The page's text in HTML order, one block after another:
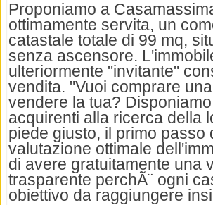
Proponiamo a
ottimamente servita, un
catastale totale di 99 mq,
senza ascensore.
ulteriormente "invitante"
vendita. "Vuoi comprare
vendere la tua?
acquirenti alla ricerca della
piede giusto, il primo passo
valutazione ottimale
di avere gratuitamente una
trasparente perchÃ¨ ogni
obiettivo da raggiungere